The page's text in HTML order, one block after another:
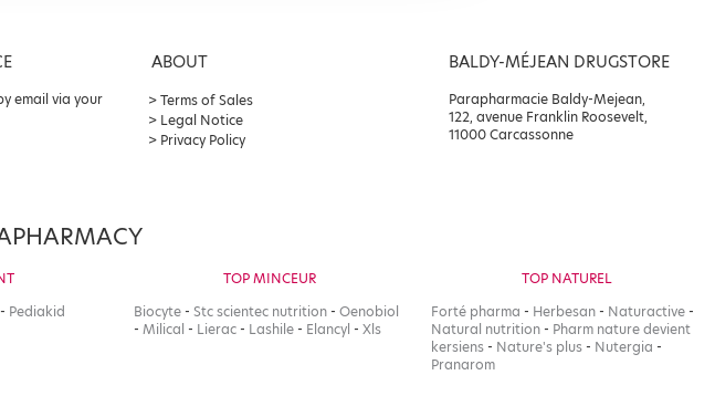
email via your
ABOUT
Terms of Sales
Legal Notice
Privacy Policy
BALDY-MÉJEAN DRUGSTORE
Parapharmacie Baldy-Mejean,
122, avenue Franklin Roosevelt,
11000 Carcassonne
Pediakid
TOP MINCEUR
Biocyte -Stc scientec nutrition -Oenobiol
-Milical - Lierac - Lashile - Elancyl -Xls
TOP NATUREL
Forté pharma - Herbesan - Naturactive -
Natural nutrition - Pharm nature devient
kersiens - Nature's plus - Nutergia -
Pranarom